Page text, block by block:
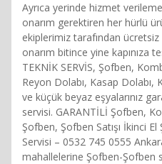
Ayrıca yerinde hizmet
onarım gerektiren her hürlü
ekiplerimiz tarafından ücretsiz
onarım bitince yine kapınıza
TEKNİK SERVİS, Şofben,
Reyon Dolabı, Kasap Dolabı,
ve küçük beyaz eşyalarınız
servisi. GARANTİLİ Şofben,
Şofben, Şofben Satışı İkinci
Servisi – 0532 745 0555
mahallelerine Şofben-Şofben